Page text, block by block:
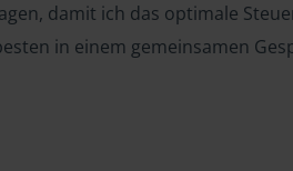
damit ich das optimale
in einem gemeinsamen